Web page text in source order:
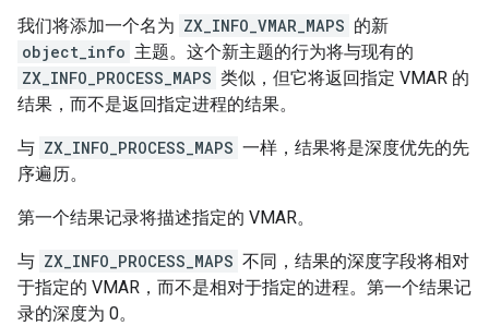
我们将添加一个名为 ZX_INFO_VMAR_MAPS 的新
object_info 主题。这个新主题的行为将与现有的
ZX_INFO_PROCESS_MAPS 类似，但它将返回指定 VMAR 的
结果，而不是返回指定进程的结果。
与 ZX_INFO_PROCESS_MAPS 一样，结果将是深度优先的先
序遍历。
第一个结果记录将描述指定的 VMAR。
与 ZX_INFO_PROCESS_MAPS 不同，结果的深度字段将相对
于指定的 VMAR，而不是相对于指定的进程。第一个结果记
录的深度为 0。